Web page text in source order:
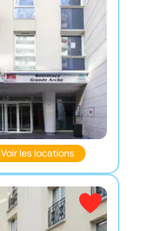
Voir les locations